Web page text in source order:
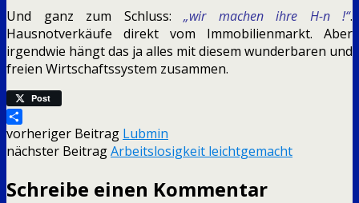
Und ganz zum Schluss: „wir machen ihre H-n !“.
Hausnotverkäufe direkt vom Immobilienmarkt. Aber
irgendwie hängt das ja alles mit diesem wunderbaren und
freien Wirtschaftssystem zusammen.
Post
Teilen
vorheriger Beitrag Lubmin
nächster BeitragArbeitslosigkeit leichtgemacht
Schreibe einen Kommentar